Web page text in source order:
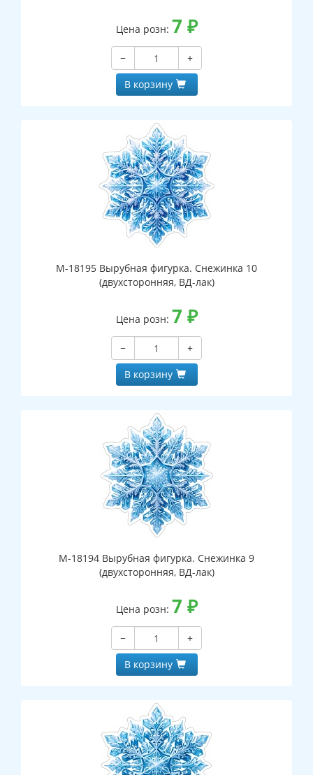
Цена розн: 7 ₽
−
+
В корзину
М-18195 Вырубная фигурка. Снежинка 10
(двухсторонняя, ВД-лак)
Цена розн: 7 ₽
−
+
В корзину
М-18194 Вырубная фигурка. Снежинка 9
(двухсторонняя, ВД-лак)
Цена розн: 7 ₽
−
+
В корзину